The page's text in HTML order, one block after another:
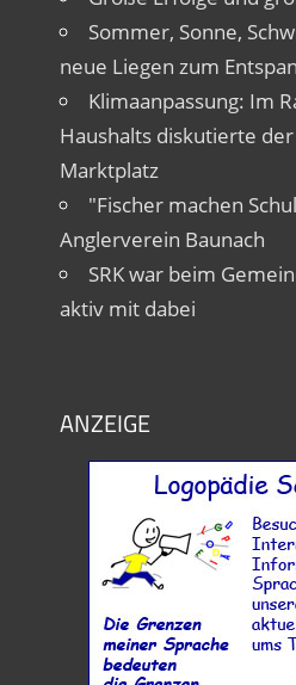
Sommer, Sonne,
neue Liegen zum
Klimaanpassung: Im
Haushalts diskutierte
Marktplatz
"Fischer machen
Anglerverein Baunach
SRK war beim
aktiv mit dabei
ANZEIGE